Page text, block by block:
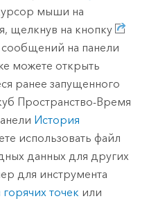
мыши на
щелкнув на кнопку
на панели
можете открыть
ранее запущенного
Пространство-Время
История
использовать файл
данных для других
для инструмента
точек или